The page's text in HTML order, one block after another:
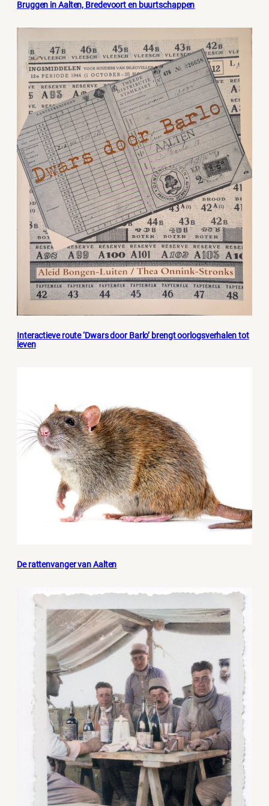
Bruggen in Aalten, Bredevoort en buurtschappen
Interactieve route ‘Dwars door Barlo’ brengt oorlogsverhalen tot
leven
De rattenvanger van Aalten